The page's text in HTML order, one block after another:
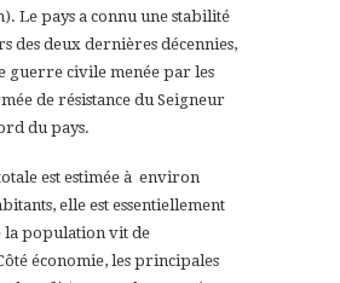
Le pays a connu une stabilité
des deux dernières décennies,
guerre civile menée par les
de résistance du Seigneur
du pays.
est estimée à environ
elle est essentiellement
la population vit de
économie, les principales